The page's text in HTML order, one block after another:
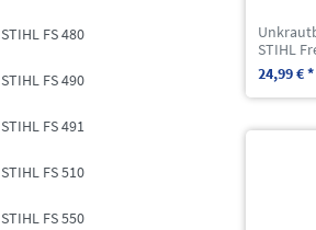
STIHL FS 480
STIHL FS 490
STIHL FS 491
STIHL FS 510
STIHL FS 550
STIHL
24,99 € *